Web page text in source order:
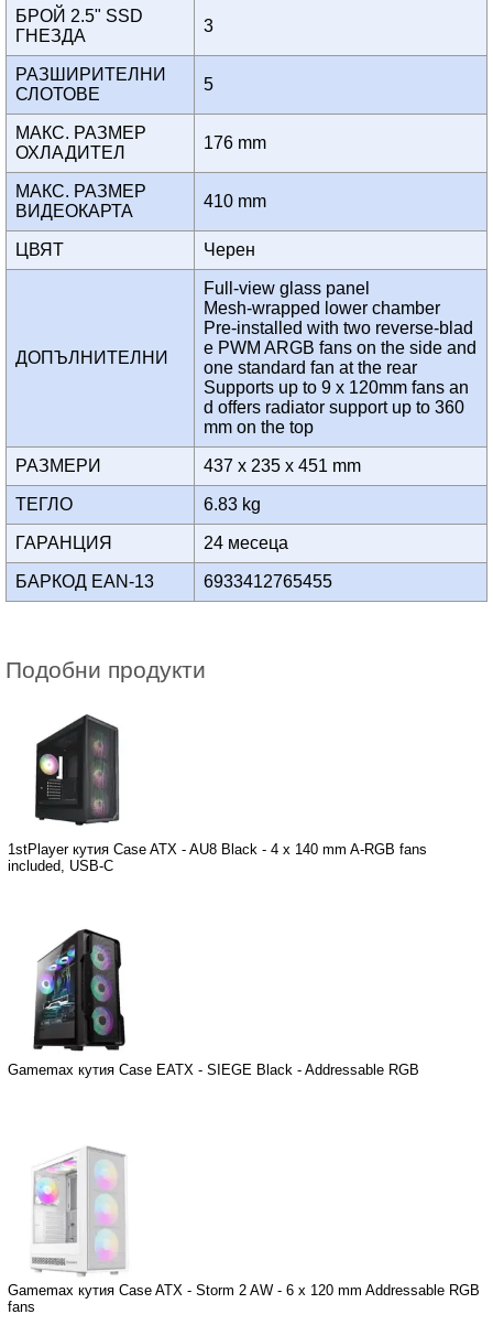
БРОЙ 2.5" SSD
ГНЕЗДА
3
РАЗШИРИТЕЛНИ
СЛОТОВЕ
5
МАКС. РАЗМЕР
ОХЛАДИТЕЛ
176 mm
МАКС. РАЗМЕР
ВИДЕОКАРТА
410 mm
ЦВЯТ Черен
ДОПЪЛНИТЕЛНИ
Full-view glass panel
Mesh-wrapped lower chamber
Pre-installed with two reverse-blad
e PWM ARGB fans on the side and
one standard fan at the rear
Supports up to 9 x 120mm fans an
d offers radiator support up to 360
mm on the top
РАЗМЕРИ 437 x 235 x 451 mm
ТЕГЛО 6.83 kg
ГАРАНЦИЯ 24 месеца
БАРКОД EAN-13 6933412765455
Подобни продукти
1stPlayer кутия Case ATX - AU8 Black - 4 x 140 mm A-RGB fans
included, USB-C
Gamemax кутия Case EATX - SIEGE Black - Addressable RGB
Gamemax кутия Case ATX - Storm 2 AW - 6 x 120 mm Addressable RGB
fans